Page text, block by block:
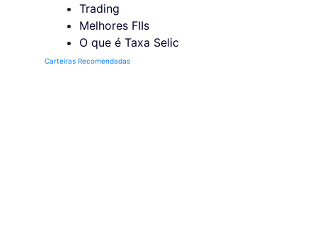
Trading
Melhores FIIs
O que é Taxa Selic
Carteiras Recomendadas